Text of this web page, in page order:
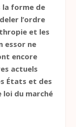
la forme de
l’ordre
et les
essor ne
encore
actuels
États et des
loi du marché